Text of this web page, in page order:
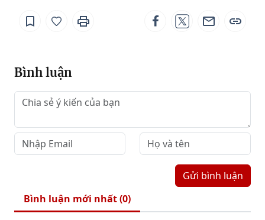
Bình luận
Gửi bình luận
Bình luận mới nhất (0)